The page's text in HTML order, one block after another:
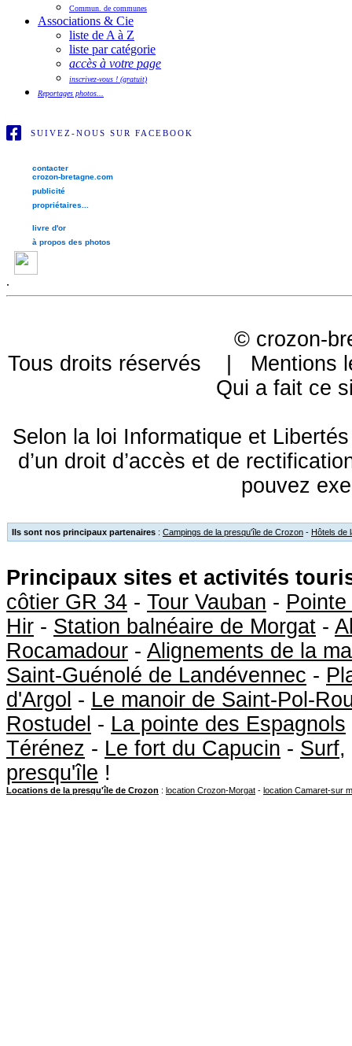
Commun. de communes
Associations & Cie
liste de A à Z
liste par catégorie
accès à votre page
inscrivez-vous ! (gratuit)
Reportages photos...
SUIVEZ-NOUS SUR FACEBOOK
contacter
crozon-bretagne.com
publicité
propriétaires...
livre d'or
à propos des photos
.
© crozon-
Tous droits réservés | Mentions
Qui a fait ce
Selon la loi Informatique et
d’un droit d’accès et de
pouvez
Ils sont nos principaux partenaires : Campings de la presqu'île de Crozon - Hôtels de
Principaux sites et activités
côtier GR 34 - Tour Vauban -
Hir - Station balnéaire de Morgat -
Rocamadour - Alignements de la
Saint-Guénolé de Landévennec -
d'Argol - Le manoir de Saint-Pol-
Rostudel - La pointe des Espagnols
Térénez - Le fort du Capucin - Surf,
presqu'île !
Locations de la presqu'île de Crozon : location Crozon-Morgat - location Camaret-sur